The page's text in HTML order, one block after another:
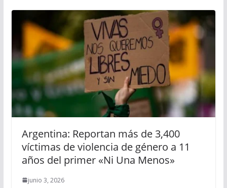
Argentina: Reportan más de 3,400
víctimas de violencia de género a 11
años del primer «Ni Una Menos»
junio 3, 2026